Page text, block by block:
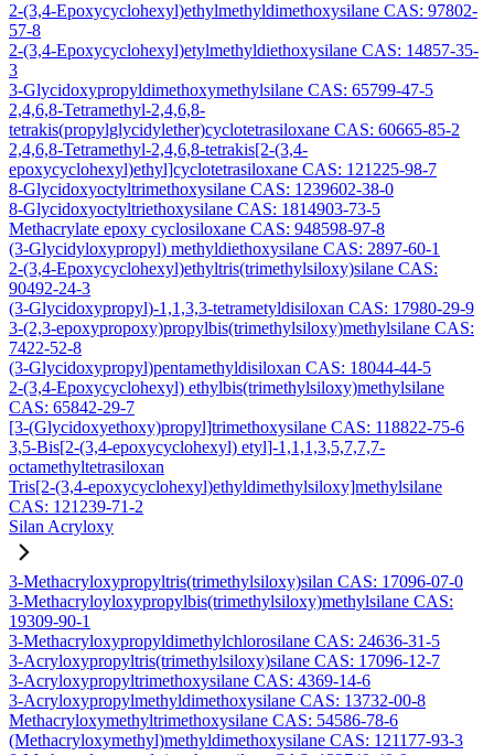
2-(3,4-Epoxycyclohexyl)ethylmethyldimethoxysilane CAS: 97802-
57-8
2-(3,4-Epoxycyclohexyl)etylmethyldiethoxysilane CAS: 14857-35-
3
3-Glycidoxypropyldimethoxymethylsilane CAS: 65799-47-5
2,4,6,8-Tetramethyl-2,4,6,8-
tetrakis(propylglycidylether)cyclotetrasiloxane CAS: 60665-85-2
2,4,6,8-Tetramethyl-2,4,6,8-tetrakis[2-(3,4-
epoxycyclohexyl)ethyl]cyclotetrasiloxane CAS: 121225-98-7
8-Glycidoxyoctyltrimethoxysilane CAS: 1239602-38-0
8-Glycidoxyoctyltriethoxysilane CAS: 1814903-73-5
Methacrylate epoxy cyclosiloxane CAS: 948598-97-8
(3-Glycidyloxypropyl) methyldiethoxysilane CAS: 2897-60-1
2-(3,4-Epoxycyclohexyl)ethyltris(trimethylsiloxy)silane CAS:
90492-24-3
(3-Glycidoxypropyl)-1,1,3,3-tetrametyldisiloxan CAS: 17980-29-9
3-(2,3-epoxypropoxy)propylbis(trimethylsiloxy)methylsilane CAS:
7422-52-8
(3-Glycidoxypropyl)pentamethyldisiloxan CAS: 18044-44-5
2-(3,4-Epoxycyclohexyl) ethylbis(trimethylsiloxy)methylsilane
CAS: 65842-29-7
[3-(Glycidoxyethoxy)propyl]trimethoxysilane CAS: 118822-75-6
3,5-Bis[2-(3,4-epoxycyclohexyl) etyl]-1,1,1,3,5,7,7,7-
octamethyltetrasiloxan
Tris[2-(3,4-epoxycyclohexyl)ethyldimethylsiloxy]methylsilane
CAS: 121239-71-2
Silan Acryloxy
3-Methacryloxypropyltris(trimethylsiloxy)silan CAS: 17096-07-0
3-Methacryloyloxypropylbis(trimethylsiloxy)methylsilane CAS:
19309-90-1
3-Methacryloxypropyldimethylchlorosilane CAS: 24636-31-5
3-Acryloxypropyltris(trimethylsiloxy)silane CAS: 17096-12-7
3-Acryloxypropyltrimethoxysilane CAS: 4369-14-6
3-Acryloxypropylmethyldimethoxysilane CAS: 13732-00-8
Methacryloxymethyltrimethoxysilane CAS: 54586-78-6
(Methacryloxymethyl)methyldimethoxysilane CAS: 121177-93-3